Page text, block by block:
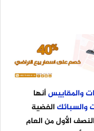
والمقاييسأنها
والسبائكالفضية
الأول من العام